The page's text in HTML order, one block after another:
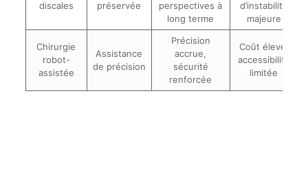
discales préservée
perspectives à
long terme
d’instabilité
majeure
Chirurgie
robot-
assistée
Assistance
de précision
Précision
accrue,
sécurité
renforcée
Coût élevé,
accessibilité
limitée